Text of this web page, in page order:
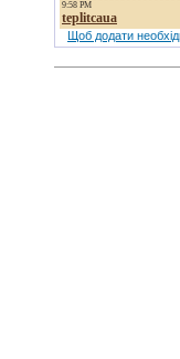
Щоб додати